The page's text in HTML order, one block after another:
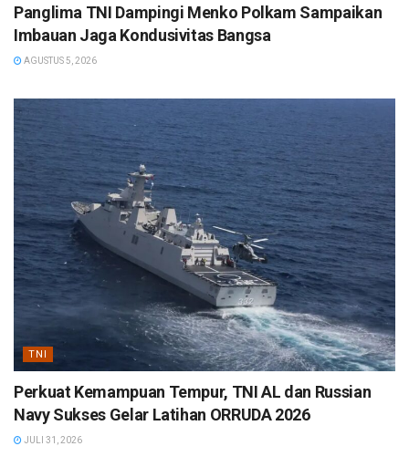
Panglima TNI Dampingi Menko Polkam Sampaikan
Imbauan Jaga Kondusivitas Bangsa
AGUSTUS 5, 2026
TNI
Perkuat Kemampuan Tempur, TNI AL dan Russian
Navy Sukses Gelar Latihan ORRUDA 2026
JULI 31, 2026